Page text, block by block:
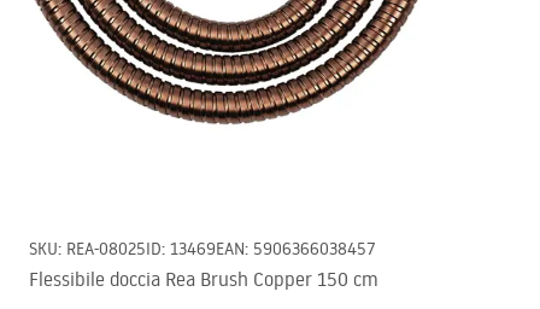
SKU: REA-08025ID: 13469EAN: 5906366038457
Flessibile doccia Rea Brush Copper 150 cm